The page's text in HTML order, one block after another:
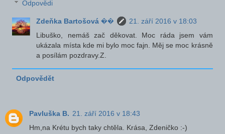
Odpovědi
Zdeňka Bartošová ��
21. září 2016 v 18:03
Libuško, nemáš zač děkovat. Moc ráda jsem vám
ukázala místa kde mi bylo moc fajn. Měj se moc krásně
a posílám pozdravy.Z.
Odpovědět
Pavluška B. 21. září 2016 v 18:43
Hm,na Krétu bych taky chtěla. Krása, Zdeničko :-)